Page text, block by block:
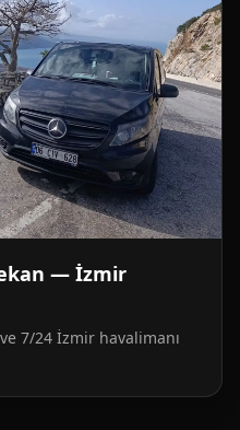
— İzmir
7/24 İzmir havalimanı